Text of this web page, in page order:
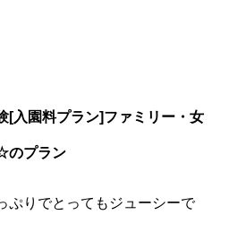
[入園料プラン]ファミリー・女
のプラン
ぷりでとってもジューシーで